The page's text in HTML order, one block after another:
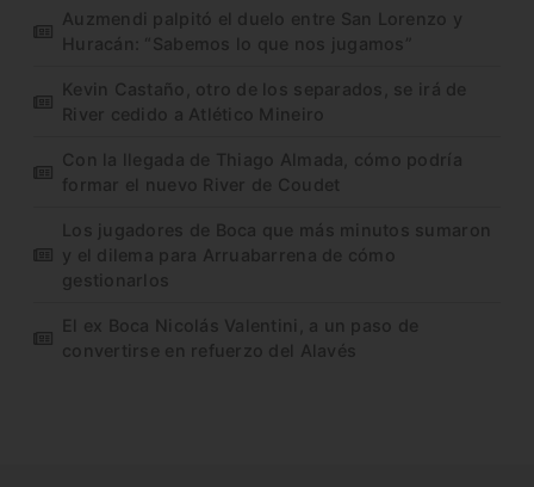
Auzmendi palpitó el duelo entre San Lorenzo y
Huracán: “Sabemos lo que nos jugamos”
Kevin Castaño, otro de los separados, se irá de
River cedido a Atlético Mineiro
Con la llegada de Thiago Almada, cómo podría
formar el nuevo River de Coudet
Los jugadores de Boca que más minutos sumaron
y el dilema para Arruabarrena de cómo
gestionarlos
El ex Boca Nicolás Valentini, a un paso de
convertirse en refuerzo del Alavés